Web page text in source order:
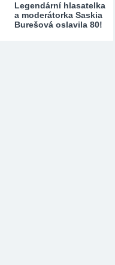
Legendární hlasatelka
a moderátorka Saskia
Burešová oslavila 80!